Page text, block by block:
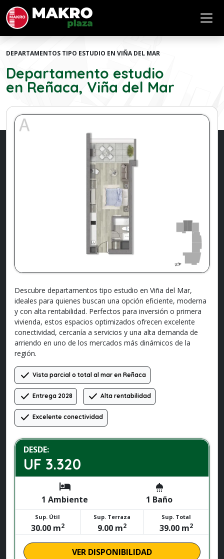
DEPARTAMENTOS TIPO ESTUDIO EN VIÑA DEL MAR
Departamento estudio
en Reñaca, Viña del Mar
Descubre departamentos tipo estudio en Viña del Mar,
ideales para quienes buscan una opción eficiente, moderna
y con alta rentabilidad. Perfectos para inversión o primera
vivienda, estos espacios optimizados ofrecen excelente
conectividad, cercanía a servicios y una alta demanda de
arriendo en uno de los mercados más dinámicos de la
región.
check Vista parcial o total al mar en Reñaca
check Entrega 2028 check Alta rentabilidad
check Excelente conectividad
DESDE:
UF 3.320
hotel
1 Ambiente
shower
1 Baño
Sup. Útil
30.00 m2
Sup. Terraza
9.00 m2
Sup. Total
39.00 m2
VER DISPONIBILIDAD